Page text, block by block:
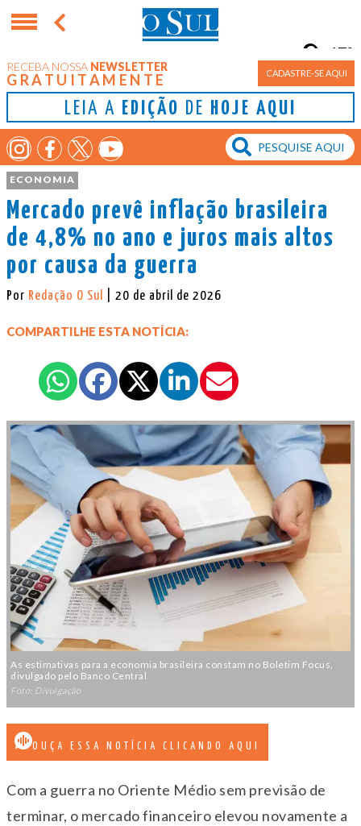
RECEBA NOSSA NEWSLETTER
GRATUITAMENTE CADASTRE-SE AQUI
LEIA A EDIÇÃO DE HOJE AQUI
Porto Alegre
17°
ECONOMIA
Mercado prevê inflação brasileira
de 4,8% no ano e juros mais altos
por causa da guerra
Por Redação O Sul | 20 de abril de 2026
COMPARTILHE ESTA NOTÍCIA:
As estimativas para a economia brasileira constam no Boletim Focus,
divulgado pelo Banco Central
Foto: Divulgação
OUÇA ESSA NOTÍCIA CLICANDO AQUI
Com a guerra no Oriente Médio sem previsão de
terminar, o mercado financeiro elevou novamente a